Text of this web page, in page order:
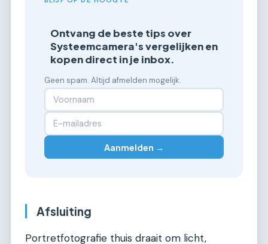
Ontvang de beste tips over
Systeemcamera's vergelijken en
kopen direct in je inbox.
Geen spam. Altijd afmelden mogelijk.
Aanmelden →
Afsluiting
Portretfotografie thuis draait om licht,